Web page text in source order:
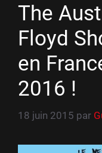
The
Floyd
en
2016 !
18 juin 2015 par